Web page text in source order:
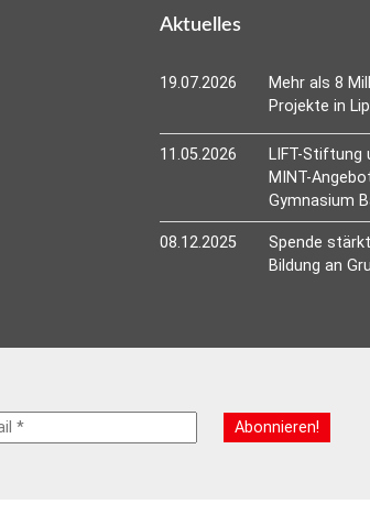
Aktuelles
19.07.2026
Mehr als 8
Projekte in
11.05.2026
LIFT-
MINT-
Gymnasium
08.12.2025
Spende
Bildung an